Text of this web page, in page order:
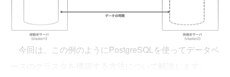
今回は、この例のようにPostgreSQLを使ってデータベ